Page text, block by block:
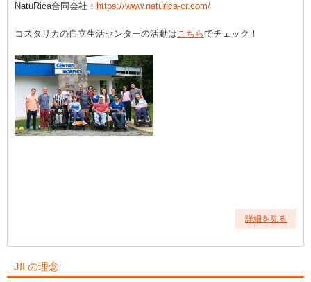
NatuRica合同会社： https://www.naturica-cr.com/
コスタリカの自立生活センターの活動はこちらでチェック！
詳細を見る
JILの理念